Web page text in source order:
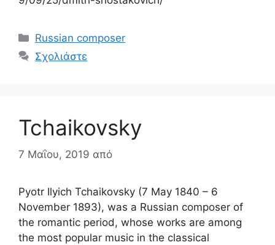
Κατηγορίες
Russian composer
Σχολιάστε
Tchaikovsky
7 Μαΐου, 2019 από
Pyotr Ilyich Tchaikovsky (7 May 1840 – 6
November 1893), was a Russian composer of
the romantic period, whose works are among
the most popular music in the classical